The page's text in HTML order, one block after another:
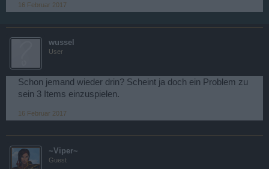
16 Februar 2017
wussel
User
Schon jemand wieder drin? Scheint ja doch ein Problem zu
sein 3 Items einzuspielen.
16 Februar 2017
~Viper~
Guest